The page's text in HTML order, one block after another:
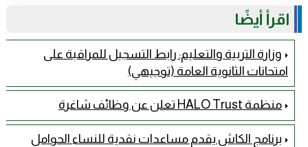
اقرأ أيضًا
وزارة التربية والتعليم: رابط التسجيل للمراقبة على
امتحانات الثانوية العامة (توجيهي)
منظمة HALO Trust تعلن عن وظائف شاغرة
برنامج الكاش يقدم مساعدات نقدية للنساء الحوامل